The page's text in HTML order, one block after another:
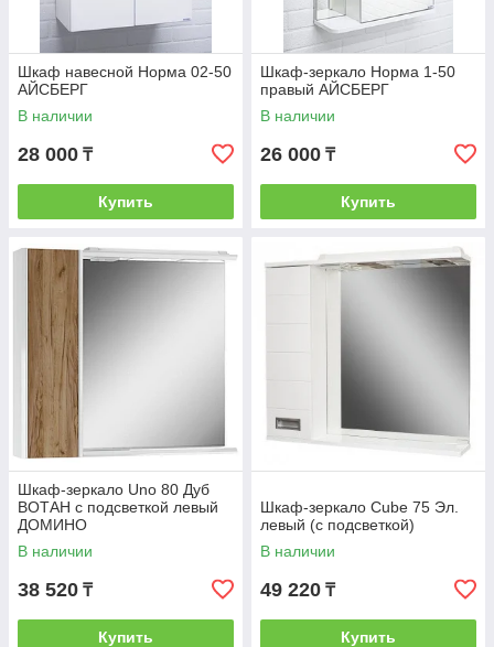
Шкаф навесной Норма 02-50
АЙСБЕРГ
В наличии
28 000 ₸
Купить
Шкаф-зеркало Норма 1-50
правый АЙСБЕРГ
В наличии
26 000 ₸
Купить
Шкаф-зеркало Uno 80 Дуб
ВОТАН с подсветкой левый
ДОМИНО
В наличии
38 520 ₸
Купить
Шкаф-зеркало Cube 75 Эл.
левый (с подсветкой)
В наличии
49 220 ₸
Купить